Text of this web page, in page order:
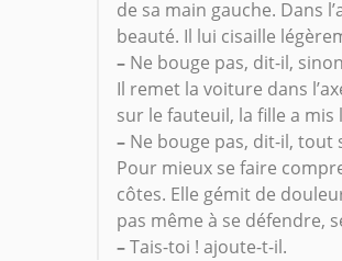
de sa main gauche. Dans
beauté. Il lui cisaille
– Ne bouge pas, dit-il,
Il remet la voiture dans
sur le fauteuil, la fille a
– Ne bouge pas, dit-il, tout
Pour mieux se faire
côtes. Elle gémit de
pas même à se défendre,
–Tais-toi ! ajoute-t-il.